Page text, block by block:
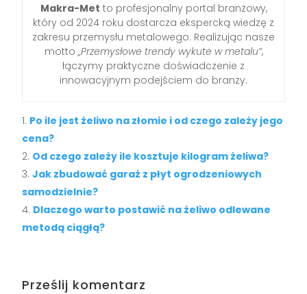
Makra-Met to profesjonalny portal branżowy,
który od 2024 roku dostarcza ekspercką wiedzę z
zakresu przemysłu metalowego. Realizując nasze
motto „Przemysłowe trendy wykute w metalu”,
łączymy praktyczne doświadczenie z
innowacyjnym podejściem do branży.
Po ile jest żeliwo na złomie i od czego zależy jego
cena?
Od czego zależy ile kosztuje kilogram żeliwa?
Jak zbudować garaż z płyt ogrodzeniowych
samodzielnie?
Dlaczego warto postawić na żeliwo odlewane
metodą ciągłą?
Prześlij komentarz